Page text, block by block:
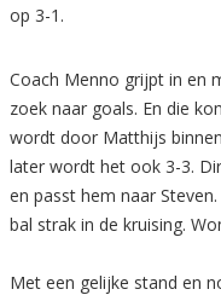
op 3-1.
Coach Menno grijpt in en
zoek naar goals. En die
wordt door Matthijs
later wordt het ook 3-3.
en passt hem naar
bal strak in de kruising.
Met een gelijke stand en